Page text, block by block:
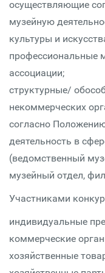
осуществляющие
музейную
культуры и
профессиональные
ассоциации;
структурные/
некоммерческих
согласно
деятельность в
(ведомственный
музейный отдел,
Участниками
индивидуальные
коммерческие
хозяйственные